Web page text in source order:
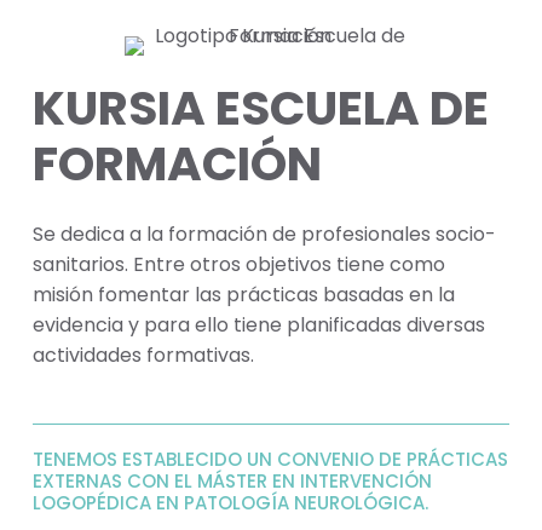
KURSIA ESCUELA DE
FORMACIÓN
Se dedica a la formación de profesionales socio-
sanitarios. Entre otros objetivos tiene como
misión fomentar las prácticas basadas en la
evidencia y para ello tiene planificadas diversas
actividades formativas.
TENEMOS ESTABLECIDO UN CONVENIO DE PRÁCTICAS
EXTERNAS CON EL MÁSTER EN INTERVENCIÓN
LOGOPÉDICA EN PATOLOGÍA NEUROLÓGICA.